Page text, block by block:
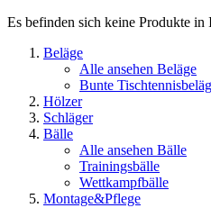
Es befinden sich keine Produkte in
Beläge
Alle ansehen Beläge
Bunte
Hölzer
Schläger
Bälle
Alle ansehen Bälle
Trainingsbälle
Wettkampfbälle
Montage&Pflege